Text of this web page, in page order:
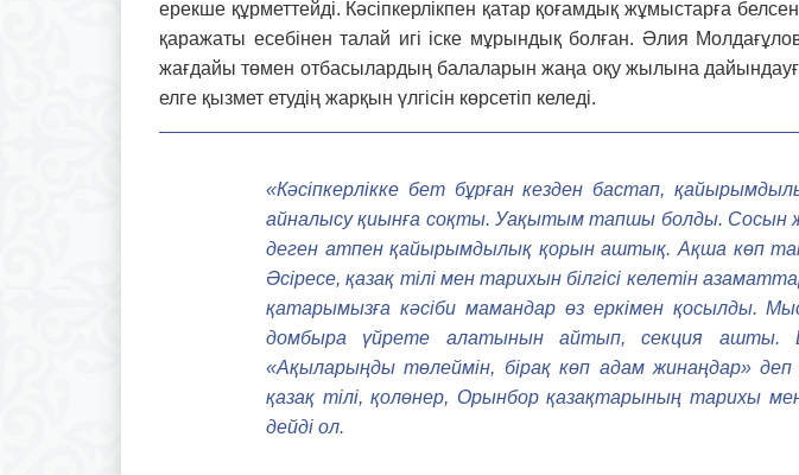
ерекше құрметтейді. Кәсіпкерлікпен қатар қоғамдық жұмыстарға
қаражаты есебінен талай игі іске мұрындық болған. Әлия
жағдайы төмен отбасылардың балаларын жаңа оқу жылына
елге қызмет етудің жарқын үлгісін көрсетіп келеді.
«Кәсіпкерлікке бет бұрған кезден бас­тап,
айналысу қиынға соқты. Уақытым тапшы болды. Сосын
деген атпен қайыр­ым­дылық қорын аштық. Ақша көп
Әсіресе, қазақ тілі мен тарих­ын білгісі келетін
қатарымызға кәсіби мамандар өз еркімен қосылды.
домбыра үйрете алатынын айтып, секция ашты.
«Ақыларыңды төлеймін, бірақ көп адам жинаңдар»
қазақ тілі, қолөнер, Орынбор қазақтары­ның тарихы
дейді ол.